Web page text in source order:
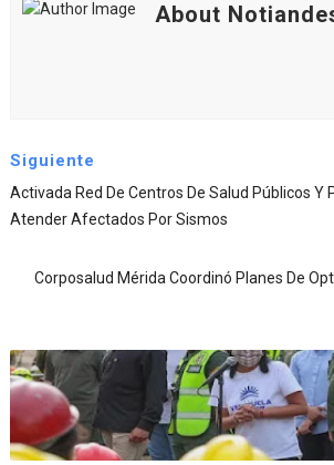
About
Siguiente
Activada Red De Centros De Salud Públicos Y
Atender Afectados Por Sismos
Corposalud Mérida Coordinó Planes De